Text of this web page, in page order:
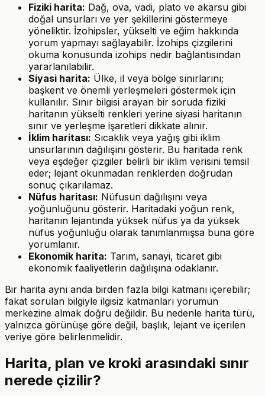
Fiziki harita: Dağ, ova, vadi, plato ve akarsu gibi
doğal unsurları ve yer şekillerini göstermeye
yöneliktir. İzohipsler, yükselti ve eğim hakkında
yorum yapmayı sağlayabilir. İzohips çizgilerini
okuma konusunda izohips nedir bağlantısından
yararlanılabilir.
Siyasi harita: Ülke, il veya bölge sınırlarını;
başkent ve önemli yerleşmeleri göstermek için
kullanılır. Sınır bilgisi arayan bir soruda fiziki
haritanın yükselti renkleri yerine siyasi haritanın
sınır ve yerleşme işaretleri dikkate alınır.
İklim haritası: Sıcaklık veya yağış gibi iklim
unsurlarının dağılışını gösterir. Bu haritada renk
veya eşdeğer çizgiler belirli bir iklim verisini temsil
eder; lejant okunmadan renklerden doğrudan
sonuç çıkarılamaz.
Nüfus haritası: Nüfusun dağılışını veya
yoğunluğunu gösterir. Haritadaki yoğun renk,
haritanın lejantında yüksek nüfus ya da yüksek
nüfus yoğunluğu olarak tanımlanmışsa buna göre
yorumlanır.
Ekonomik harita: Tarım, sanayi, ticaret gibi
ekonomik faaliyetlerin dağılışına odaklanır.
Bir harita aynı anda birden fazla bilgi katmanı içerebilir;
fakat sorulan bilgiyle ilgisiz katmanları yorumun
merkezine almak doğru değildir. Bu nedenle harita türü,
yalnızca görünüşe göre değil, başlık, lejant ve içerilen
veriye göre belirlenmelidir.
Harita, plan ve kroki arasındaki sınır
nerede çizilir?